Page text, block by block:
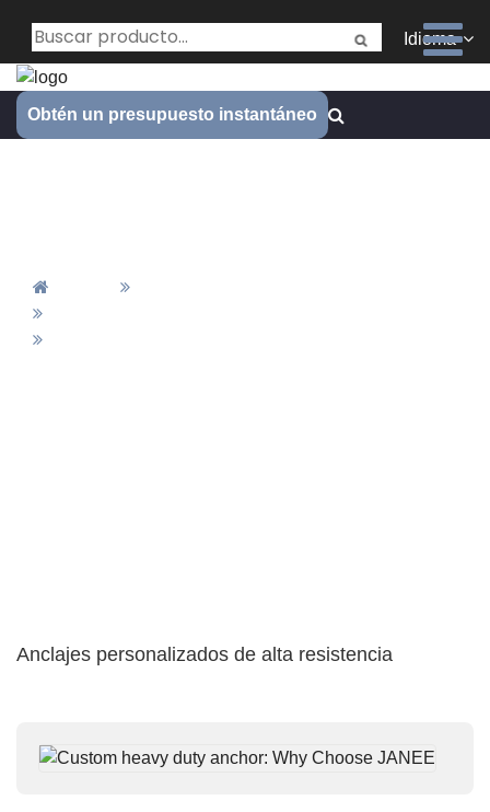
Idioma
Obtén un presupuesto instantáneo
Anclajes personalizados de alta resistencia